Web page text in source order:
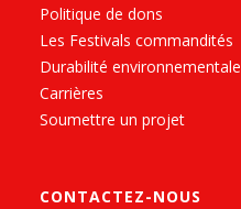
Politique de dons
Les Festivals commandités
Durabilité environnementale
Carrières
Soumettre un projet
CONTACTEZ-NOUS